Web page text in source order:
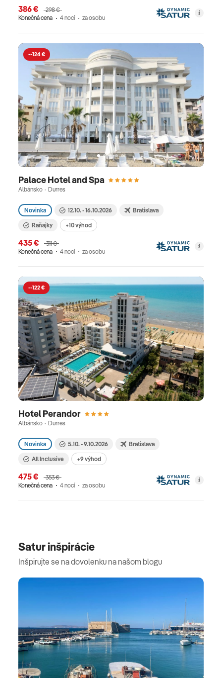
386 €
298 €
Konečná cena
4 nocí za osobu
--124 €
Palace Hotel and Spa
Albánsko · Durres
Novinka 12.10. - 16.10.2026 Bratislava
Raňajky +10 výhod
435 €
311 €
Konečná cena
4 nocí za osobu
--122 €
Hotel Perandor
Albánsko · Durres
Novinka 5.10. - 9.10.2026 Bratislava
All Inclusive +9 výhod
475 €
353 €
Konečná cena
4 nocí za osobu
Satur inšpirácie
Inšpirujte se na dovolenku na našom blogu